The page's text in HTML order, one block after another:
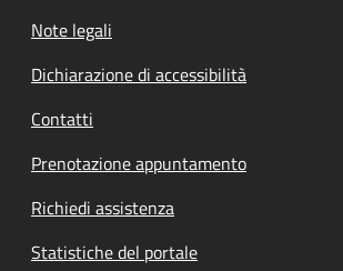
Note legali
Dichiarazione di accessibilità
Contatti
Prenotazione appuntamento
Richiedi assistenza
Statistiche del portale